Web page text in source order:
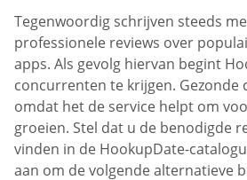
Tegenwoordig schrijven steeds
professionele reviews over
apps. Als gevolg hiervan begint
concurrenten te krijgen. Gezonde
omdat het de service helpt om
groeien. Stel dat u de benodigde
vinden in de HookupDate-
aan om de volgende alternatieve